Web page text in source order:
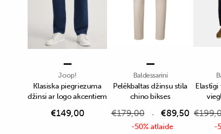
Joop!
Klasiska piegriezuma
džinsi ar logo akcentiem
€149,00
Baldessarini
Pelēkbaltas džinsu stila
chino bikses
€179,00 €89,50
-50% atlaide
Elastīgi
€
-